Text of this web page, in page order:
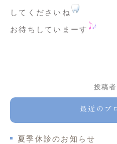
してくださいね
お待ちしていまーす
投稿
最近のブ
夏季休診のお知らせ